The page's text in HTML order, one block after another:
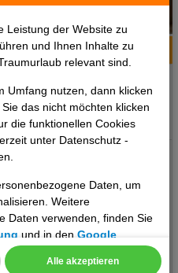
Leistung der Website zu
und Ihnen Inhalte zu
relevant sind.
Umfang nutzen, dann klicken
Sie das nicht möchten klicken
die funktionellen Cookies
unter Datenschutz -
Daten, um
Weitere
Daten verwenden, finden Sie
und in denGoogle
Alle akzeptieren
Karte
°C °C
liegt in einer sehr ruhigen
de Cala Gracio (ca. 50 m
Zum Zentrum von San
Verkehrsmittel befinden sich
Die 738 Zimmer und die
auf 8 Etagen und sind über 3
..weiterlesen